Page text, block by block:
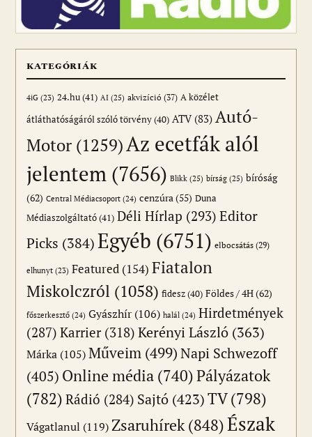
KATEGÓRIÁK
4iG (23) 24.hu(41) AI (25) akvizíció (37) A közélet
átláthatóságáról szóló törvény(40) ATV(83) Autó-
Motor (1259)Az ecetfák alól
jelentem (7656) Blikk (25) bírság (25) bíróság
(62) Central Médiacsoport (24) cenzúra(55) Duna
Médiaszolgáltató(41) Déli Hírlap (293) Editor
Picks (384)Egyéb (6751) elbocsátás (29)
elhunyt (23) Featured (154) Fiatalon
Miskolczról (1058) fidesz(40) Földes / 4H(62)
főszerkesztő (24) Gyászhír (106) halál (24) Hirdetmények
(287) Karrier(318) Kerényi László (363)
Márka (105) Műveim (499)Napi Schwezoff
(405) Online média (740)Pályázatok
(782) Rádió (284) Sajtó (423)TV(798)
Vágatlanul (119) Zsaruhírek (848)Észak